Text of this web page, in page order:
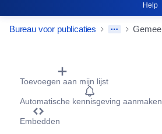
Help
Bureau voor publicaties
Toevoegen aan mijn lijst
Automatische kennisgeving aanmaken
Embedden